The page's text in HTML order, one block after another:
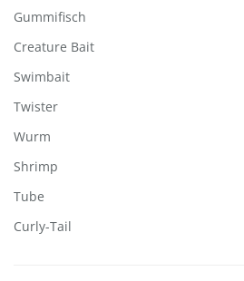
Gummifisch
Creature Bait
Swimbait
Twister
Wurm
Shrimp
Tube
Curly-Tail